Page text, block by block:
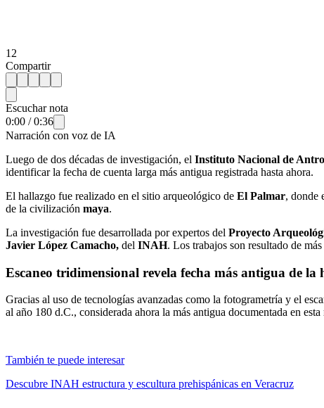
12
Compartir
Escuchar nota
0:00 /0:36
Narración con voz de IA
Luego de dos décadas de investigación, el Instituto Nacional de
identificar la fecha de cuenta larga más antigua registrada hasta ahora.
El hallazgo fue realizado en el sitio arqueológico de El Palmar, donde
de la civilización maya.
La investigación fue desarrollada por expertos del Proyecto
Javier López Camacho, del INAH. Los trabajos son resultado de
Escaneo tridimensional revela fecha más antigua de la
Gracias al uso de tecnologías avanzadas como la fotogrametría y el
al año 180 d.C., considerada ahora la más antigua documentada en
También te puede interesar
Descubre INAH estructura y escultura prehispánicas en Veracruz